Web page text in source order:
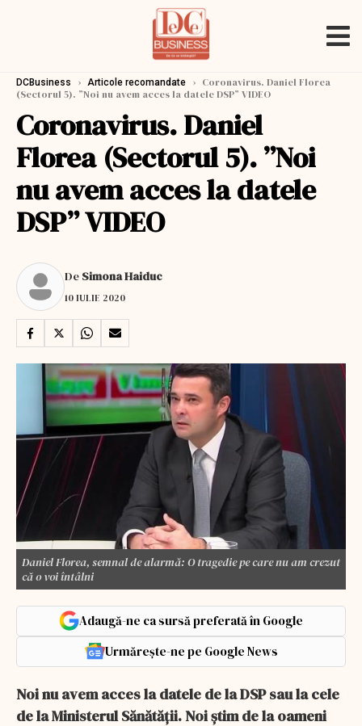
DCBusiness › Articole recomandate › Coronavirus. Daniel Florea
(Sectorul 5). ”Noi nu avem acces la datele DSP” VIDEO
Coronavirus. Daniel
Florea (Sectorul 5). ”Noi
nu avem acces la datele
DSP” VIDEO
De Simona Haiduc
10 IULIE 2020
Daniel Florea, semnal de alarmă: O tragedie pe care nu am crezut
că o voi întâlni
Adaugă-ne ca sursă preferată în Google
Urmărește-ne pe Google News
Noi nu avem acces la datele de la DSP sau la cele
de la Ministerul Sănătății. Noi știm de la oameni